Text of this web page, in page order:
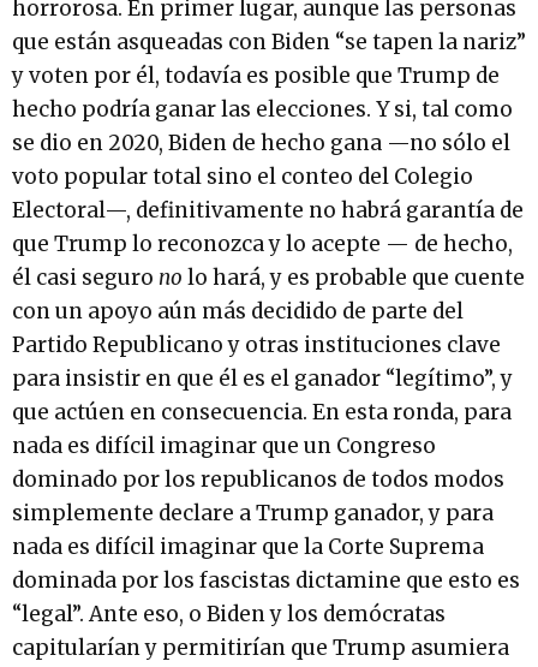
horrorosa. En primer lugar, aunque las personas
que están asqueadas con Biden “se tapen la nariz”
y voten por él, todavía es posible que Trump de
hecho podría ganar las elecciones. Y si, tal como
se dio en 2020, Biden de hecho gana —no sólo el
voto popular total sino el conteo del Colegio
Electoral—, definitivamente no habrá garantía de
que Trump lo reconozca y lo acepte — de hecho,
él casi seguro no lo hará, y es probable que cuente
con un apoyo aún más decidido de parte del
Partido Republicano y otras instituciones clave
para insistir en que él es el ganador “legítimo”, y
que actúen en consecuencia. En esta ronda, para
nada es difícil imaginar que un Congreso
dominado por los republicanos de todos modos
simplemente declare a Trump ganador, y para
nada es difícil imaginar que la Corte Suprema
dominada por los fascistas dictamine que esto es
“legal”. Ante eso, o Biden y los demócratas
capitularían y permitirían que Trump asumiera